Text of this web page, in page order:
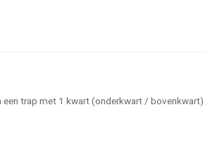
trap met 1 kwart (onderkwart /